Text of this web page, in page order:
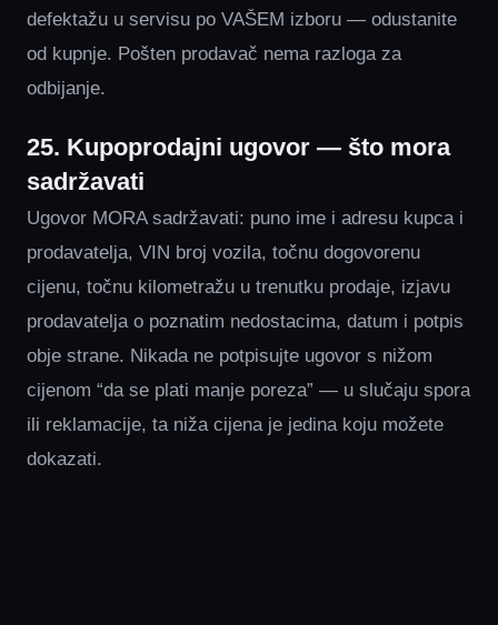
defektažu u servisu po VAŠEM izboru — odustanite
od kupnje. Pošten prodavač nema razloga za
odbijanje.
25. Kupoprodajni ugovor — što mora
sadržavati
Ugovor MORA sadržavati: puno ime i adresu kupca i
prodavatelja, VIN broj vozila, točnu dogovorenu
cijenu, točnu kilometražu u trenutku prodaje, izjavu
prodavatelja o poznatim nedostacima, datum i potpis
obje strane. Nikada ne potpisujte ugovor s nižom
cijenom “da se plati manje poreza” — u slučaju spora
ili reklamacije, ta niža cijena je jedina koju možete
dokazati.